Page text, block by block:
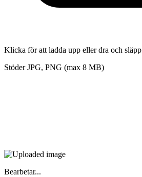
Klicka för att ladda upp eller dra och släpp
Stöder JPG, PNG (max 8 MB)
Bearbetar...